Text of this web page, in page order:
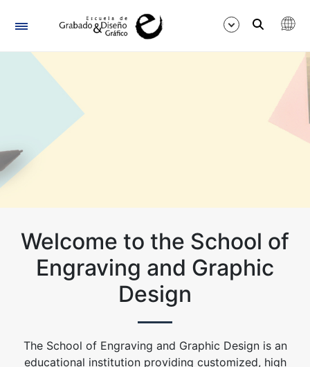
Navigation
Welcome to the School of
Engraving and Graphic
Design
The School of Engraving and Graphic Design is an
educational institution providing customized, high